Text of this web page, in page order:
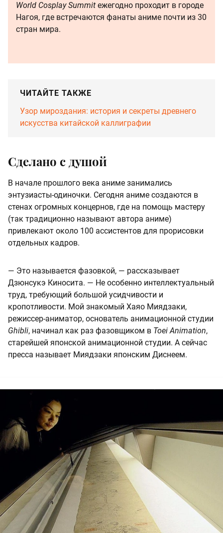
World Cosplay Summit ежегодно проходит в городе
Нагоя, где встречаются фанаты аниме почти из 30
стран мира.
ЧИТАЙТЕ ТАКЖЕ
Узор мироздания: история и секреты древнего
искусства китайской каллиграфии
Сделано с душой
В начале прошлого века аниме занимались
энтузиасты-одиночки. Сегодня аниме создаются в
стенах огромных концернов, где на помощь мастеру
(так традиционно называют автора аниме)
привлекают около 100 ассистентов для прорисовки
отдельных кадров.
— Это называется фазовкой, — рассказывает
Дзюнсукэ Киносита. — Не особенно интеллектуальный
труд, требующий большой усидчивости и
кропотливости. Мой знакомый Хаяо Миядзаки,
режиссер-аниматор, основатель анимационной студии
Ghibli, начинал как раз фазовщиком в Toei Animation,
старейшей японской анимационной студии. А сейчас
пресса называет Миядзаки японским Диснеем.